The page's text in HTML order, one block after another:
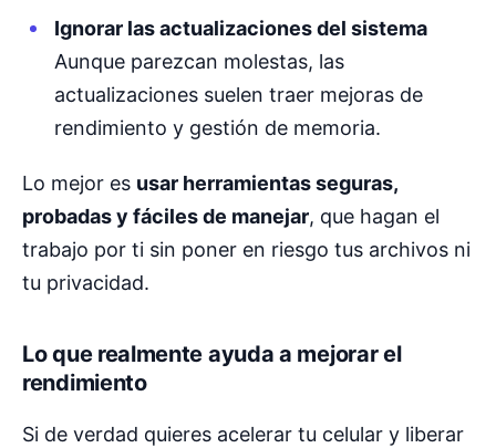
Ignorar las actualizaciones del sistema
Aunque parezcan molestas, las
actualizaciones suelen traer mejoras de
rendimiento y gestión de memoria.
Lo mejor es usar herramientas seguras,
probadas y fáciles de manejar, que hagan el
trabajo por ti sin poner en riesgo tus archivos ni
tu privacidad.
Lo que realmente ayuda a mejorar el
rendimiento
Si de verdad quieres acelerar tu celular y liberar